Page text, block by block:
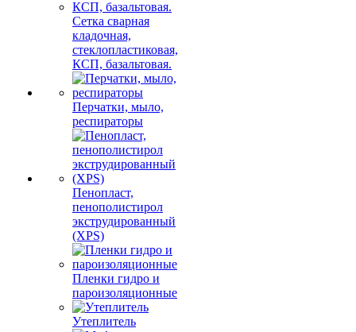
Сетка сварная
кладочная,
стеклопластиковая,
КСП, базальтовая.
Перчатки, мыло,
респираторы
Пенопласт,
пенополистирол
экструдированный
(XPS)
Пленки гидро и
пароизоляционные
Утеплитель